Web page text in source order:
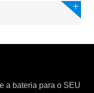
a bateria para o SEU